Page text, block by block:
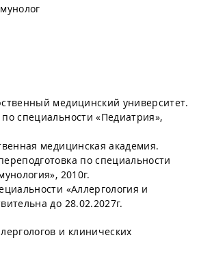
медицинский университет.
специальности «Педиатрия»,
медицинская академия.
по специальности
2010г.
«Аллергология и
до 28.02.2027г.
и клинических